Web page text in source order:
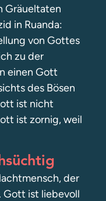
Gräueltaten
in Ruanda:
von Gottes
zu der
einen Gott
des Bösen
ist nicht
ist zornig, weil
der
ist liebevoll